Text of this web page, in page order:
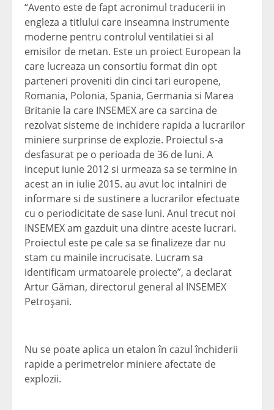
“Avento este de fapt acronimul traducerii in
engleza a titlului care inseamna instrumente
moderne pentru controlul ventilatiei si al
emisilor de metan. Este un proiect European la
care lucreaza un consortiu format din opt
parteneri proveniti din cinci tari europene,
Romania, Polonia, Spania, Germania si Marea
Britanie la care INSEMEX are ca sarcina de
rezolvat sisteme de inchidere rapida a lucrarilor
miniere surprinse de explozie. Proiectul s-a
desfasurat pe o perioada de 36 de luni. A
inceput iunie 2012 si urmeaza sa se termine in
acest an in iulie 2015. au avut loc intalniri de
informare si de sustinere a lucrarilor efectuate
cu o periodicitate de sase luni. Anul trecut noi
INSEMEX am gazduit una dintre aceste lucrari.
Proiectul este pe cale sa se finalizeze dar nu
stam cu mainile incrucisate. Lucram sa
identificam urmatoarele proiecte”, a declarat
Artur Găman, directorul general al INSEMEX
Petroşani.
Nu se poate aplica un etalon în cazul închiderii
rapide a perimetrelor miniere afectate de
explozii.